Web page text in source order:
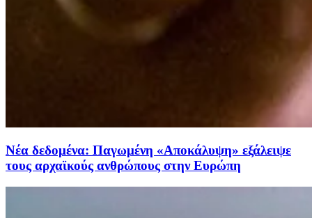
Νέα δεδομένα: Παγωμένη «Αποκάλυψη» εξάλειψε
τους αρχαϊκούς ανθρώπους στην Ευρώπη